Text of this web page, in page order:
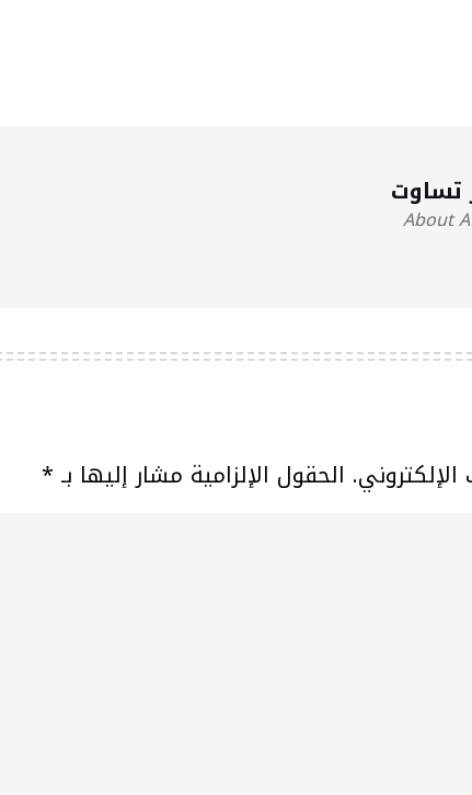
تساوت
About
الحقول الإلزامية مشار إليها بـ *